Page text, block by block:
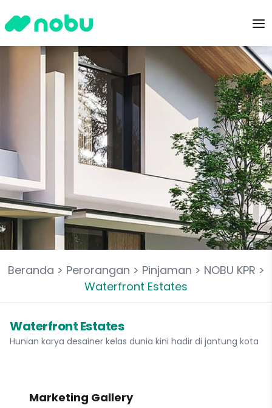
Beranda > Perorangan > Pinjaman > NOBU KPR >
Waterfront Estates
Waterfront Estates
Hunian karya desainer kelas dunia kini hadir di jantung kota
Marketing Gallery